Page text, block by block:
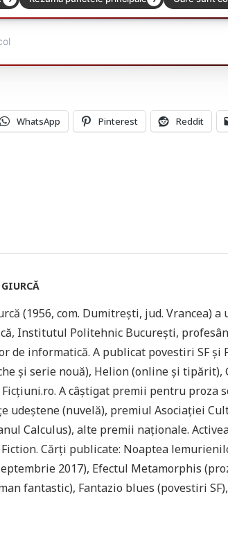
WhatsApp Pinterest Reddit
(1956, com. Dumitrești, jud. Vrancea)
Institutul Politehnic București,
de informatică. A publicat povestiri SF și
și serie nouă), Helion (online și tipărit),
A câștigat premii pentru proza
udeștene (nuvelă), premiul Asociației
Calculus), alte premii naționale.
Fiction. Cărți publicate: Noaptea
2017), Efectul Metamorphis
fantastic), Fantazio blues (povestiri